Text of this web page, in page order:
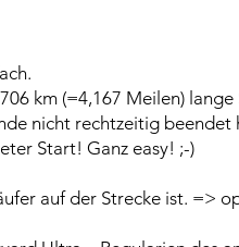
km (=4,167 Meilen)
nicht rechtzeitig beendet
Start! Ganz easy! ;-)
auf der Strecke ist. =>